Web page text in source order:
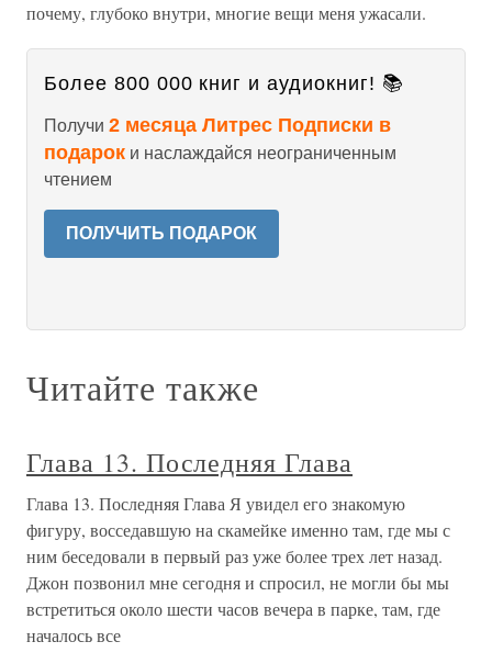
почему, глубоко внутри, многие вещи меня ужасали.
Более 800 000 книг и аудиокниг! 📚
Получи 2 месяца Литрес Подписки в
подарок и наслаждайся неограниченным
чтением
ПОЛУЧИТЬ ПОДАРОК
Читайте также
Глава 13. Последняя Глава
Глава 13. Последняя Глава Я увидел его знакомую
фигуру, восседавшую на скамейке именно там, где мы с
ним беседовали в первый раз уже более трех лет назад.
Джон позвонил мне сегодня и спросил, не могли бы мы
встретиться около шести часов вечера в парке, там, где
началось все